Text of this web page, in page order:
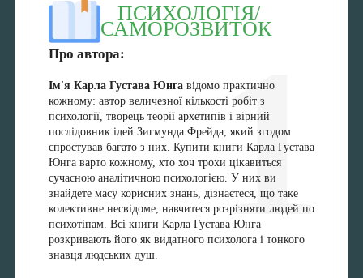
1
ПСИХОЛОГІЯ/
САМОРОЗВИТОК
Про автора:
Ім'я Карла Густава Юнгавідомо практично
кожному: автор величезної кількості робіт з
психології, творець теорії архетипів і вірний
послідовник ідей Зигмунда Фрейда, який згодом
спростував багато з них. Купити книги Карла Густава
Юнга варто кожному, хто хоч трохи цікавиться
сучасною аналітичною психологією. У них ви
знайдете масу корисних знань, дізнаєтеся, що таке
колективне несвідоме, навчитеся розрізняти людей по
психотіпам. Всі книги Карла Густава Юнга
розкривають його як видатного психолога і тонкого
знавця людських душ.